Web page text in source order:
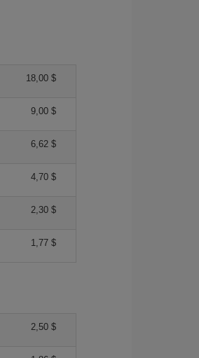
18,00 $
9,00 $
6,62 $
4,70 $
2,30 $
1,77 $
2,50 $